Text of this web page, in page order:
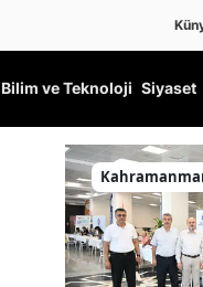
Bilim ve Teknoloji Siyaset